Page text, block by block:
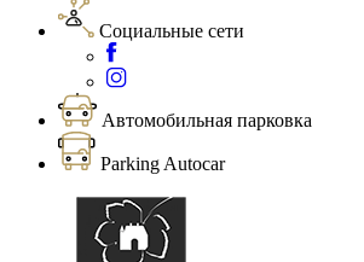
Социальные сети
Автомобильная парковка
Parking Autocar